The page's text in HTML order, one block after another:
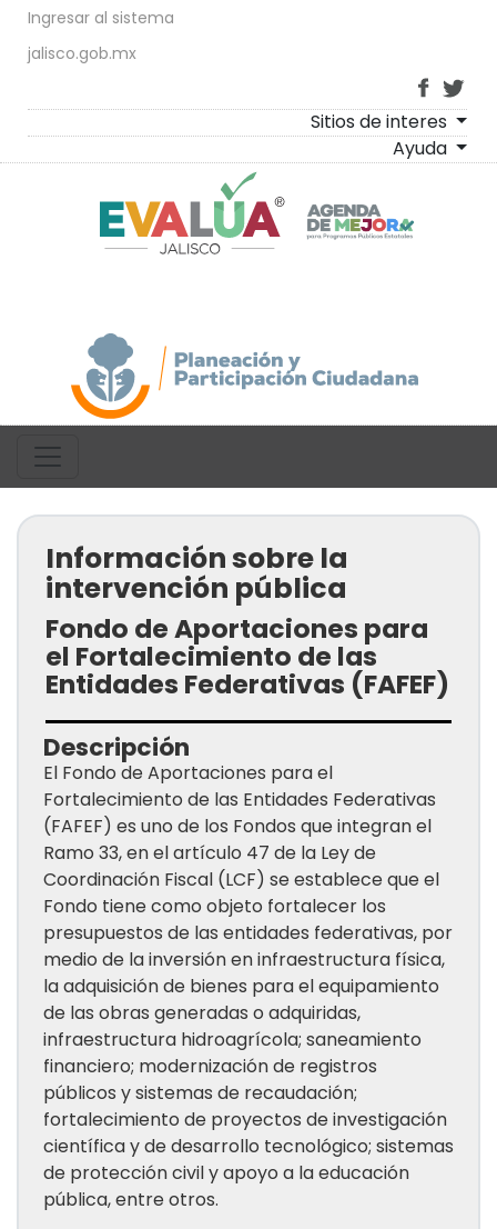
Ingresar al sistema
jalisco.gob.mx
Sitios de interes
Ayuda
Información sobre la
intervención pública
Fondo de Aportaciones para
el Fortalecimiento de las
Entidades Federativas (FAFEF)
Descripción
El Fondo de Aportaciones para el
Fortalecimiento de las Entidades Federativas
(FAFEF) es uno de los Fondos que integran el
Ramo 33, en el artículo 47 de la Ley de
Coordinación Fiscal (LCF) se establece que el
Fondo tiene como objeto fortalecer los
presupuestos de las entidades federativas, por
medio de la inversión en infraestructura física,
la adquisición de bienes para el equipamiento
de las obras generadas o adquiridas,
infraestructura hidroagrícola; saneamiento
financiero; modernización de registros
públicos y sistemas de recaudación;
fortalecimiento de proyectos de investigación
científica y de desarrollo tecnológico; sistemas
de protección civil y apoyo a la educación
pública, entre otros.